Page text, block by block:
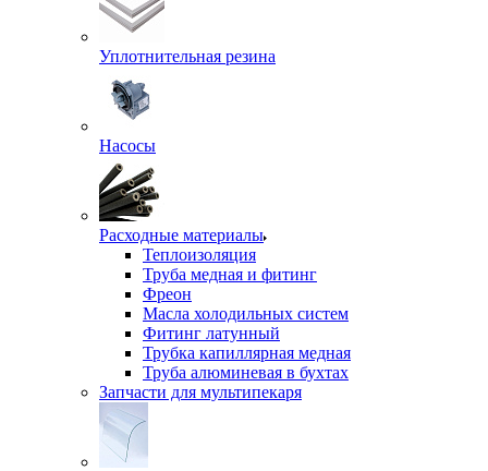
Уплотнительная резина
Насосы
Расходные материалы
Теплоизоляция
Труба медная и фитинг
Фреон
Масла холодильных систем
Фитинг латунный
Трубка капиллярная медная
Труба алюминевая в бухтах
Запчасти для мультипекаря